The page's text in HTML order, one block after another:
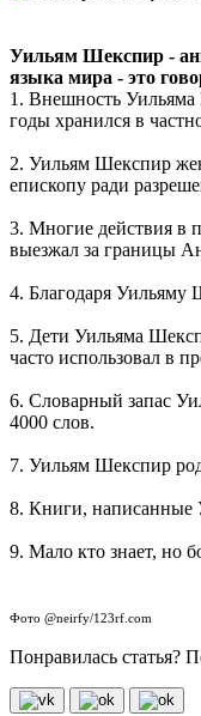
Уильям Шекспир -
языка мира - это
1. Внешность Уильяма
годы хранился в
2. Уильям Шекспир
епископу ради
3. Многие действия в
выезжал за границы
4. Благодаря Уильяму
5. Дети Уильяма
часто использовал в
6. Словарный запас
4000 слов.
7. Уильям Шекспир
8. Книги, написанные
9. Мало кто знает, но
Фото @neirfy/123rf.com
Понравилась статья?